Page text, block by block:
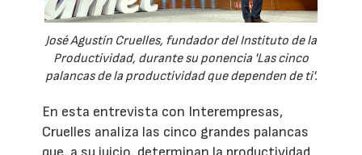
José Agustín Cruelles, fundador del Instituto de la
Productividad, durante su ponencia 'Las cinco
palancas de la productividad que dependen de ti'.
En esta entrevista con Interempresas,
Cruelles analiza las cinco grandes palancas